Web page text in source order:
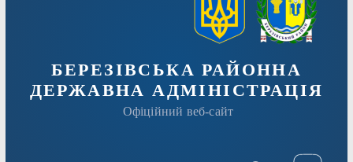
БЕРЕЗІВСЬКА РАЙОННА
ДЕРЖАВНА АДМІНІСТРАЦІЯ
Офіційний веб-сайт